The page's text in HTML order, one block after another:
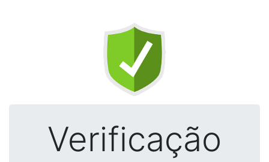
Verificação